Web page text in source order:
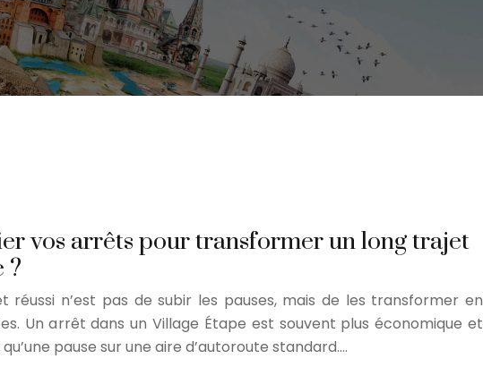
vos arrêts pour transformer un long trajet
?
réussi n’est pas de subir les pauses, mais de les transformer en
Un arrêt dans un Village Étape est souvent plus économique et
pause sur une aire d’autoroute standard….